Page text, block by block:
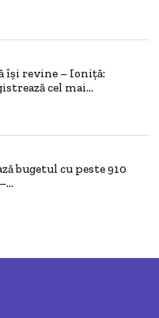
își revine – Ioniță:
cel mai...
bugetul cu peste 910